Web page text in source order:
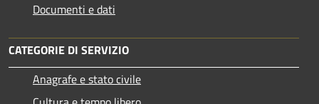
Documenti e dati
CATEGORIE DI SERVIZIO
Anagrafe e stato civile